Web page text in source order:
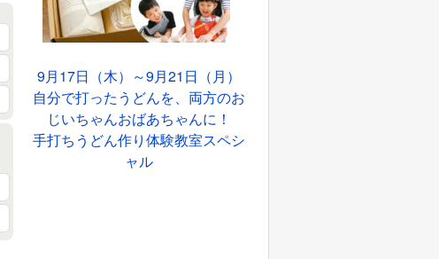
9月17日（木）～9月21日（月）
自分で打ったうどんを、両方のお
じいちゃんおばあちゃんに！
手打ちうどん作り体験教室スペシ
ャル